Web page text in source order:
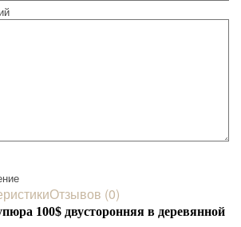
Отзывов (0)
100$ двусторонняя в деревянной